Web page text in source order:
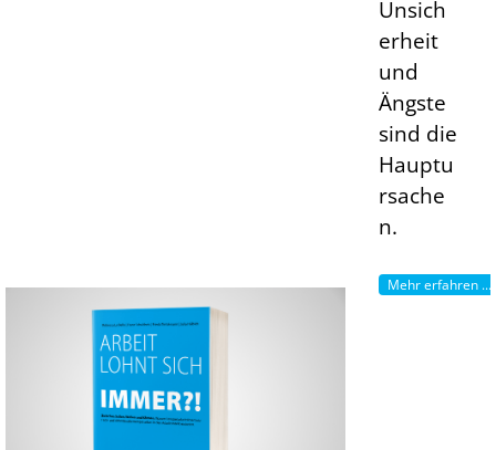
Unsich
erheit
und
Ängste
sind die
Hauptu
rsache
n.
Mehr erfahren ...